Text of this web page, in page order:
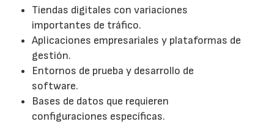
Tiendas digitales con variaciones
importantes de tráfico.
Aplicaciones empresariales y plataformas de
gestión.
Entornos de prueba y desarrollo de
software.
Bases de datos que requieren
configuraciones específicas.